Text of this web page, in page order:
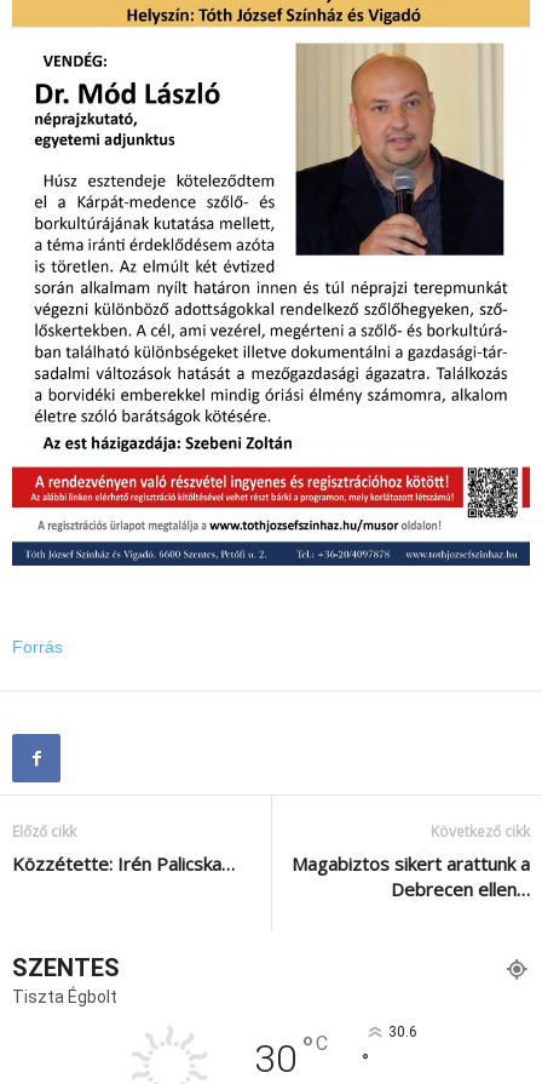
Forrás
Előző cikk
Közzétette: Irén Palicska…
Következő cikk
Magabiztos sikert arattunk a
Debrecen ellen…
SZENTES
Tiszta Égbolt
30 °C 30.6
°